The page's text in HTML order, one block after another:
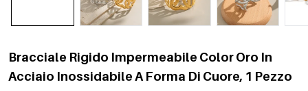
Bracciale Rigido Impermeabile Color Oro In
Acciaio Inossidabile A Forma Di Cuore, 1 Pezzo